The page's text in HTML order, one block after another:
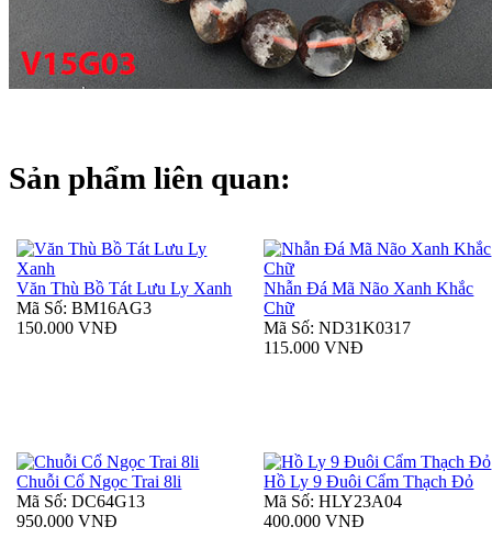
Sản phẩm liên quan:
Văn Thù Bồ Tát Lưu Ly Xanh
Mã Số: BM16AG3
150.000 VNĐ
Nhẫn Đá Mã Não Xanh Khắc
Chữ
Mã Số: ND31K0317
115.000 VNĐ
Chuỗi Cổ Ngọc Trai 8li
Mã Số: DC64G13
950.000 VNĐ
Hồ Ly 9 Đuôi Cẩm Thạch Đỏ
Mã Số: HLY23A04
400.000 VNĐ